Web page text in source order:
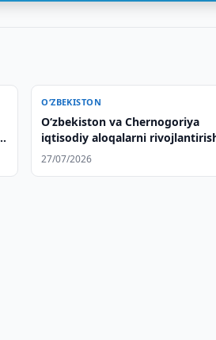
O‘ZBEKISTON
Oʻzbekiston va Chernogoriya
iqtisodiy aloqalarni
masalalarini muhokama qilishdi
27/07/2026